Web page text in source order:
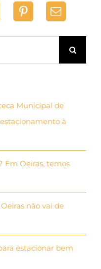
Municipal de
à
Em Oeiras, temos
não vai de
estacionar bem